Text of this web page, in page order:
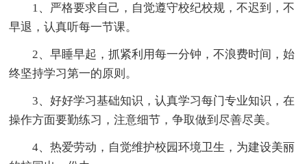
1、严格要求自己，自觉遵守校纪校规，不迟到，不
早退，认真听每一节课。
2、早睡早起，抓紧利用每一分钟，不浪费时间，始
终坚持学习第一的原则。
3、好好学习基础知识，认真学习每门专业知识，在
操作方面要勤练习，注意细节，争取做到尽善尽美。
4、热爱劳动，自觉维护校园环境卫生，为建设美丽